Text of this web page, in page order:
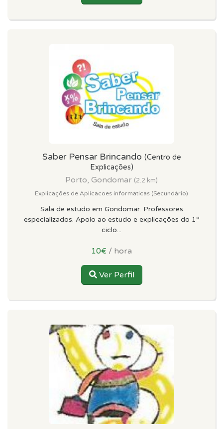
Saber Pensar Brincando (Centro de
Explicações)
Porto, Gondomar (2.2 km)
Explicações de Aplicacoes informaticas (Secundário)
Sala de estudo em Gondomar. Professores
especializados. Apoio ao estudo e explicações do 1º
ciclo...
10€ / hora
Ver Perfil